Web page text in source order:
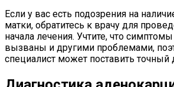
Если у вас есть подозрения на
матки, обратитесь к врачу для
начала лечения. Учтите, что
вызваны и другими проблемами,
специалист может поставить точный